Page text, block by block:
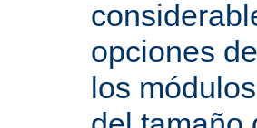
opciones
los